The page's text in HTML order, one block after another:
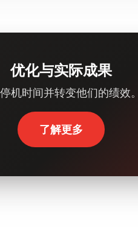
优化与实际成果
机时间并转变他们的绩效
了解更多